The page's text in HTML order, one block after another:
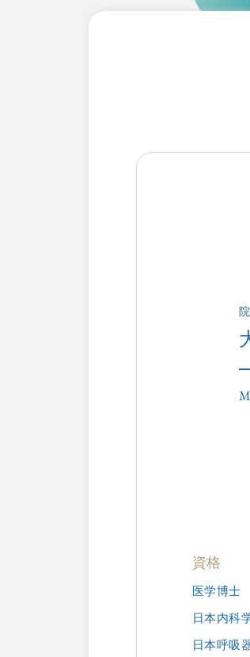
資格
医学博士
日本内科
日本呼吸
LINE友
LINEで友だち
クリニックから